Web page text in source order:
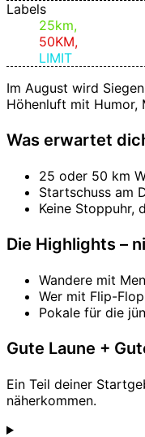
Labels
25km,
50KM,
LIMIT
Im August wird
Höhenluft mit Humor,
Was erwartet
25 oder 50 km
Startschuss am
Keine Stoppuhr,
Die Highlights –
Wandere mit
Wer mit Flip-
Pokale für die
Gute Laune +
Ein Teil deiner
näherkommen.